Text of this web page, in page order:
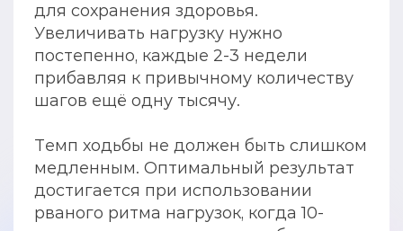
для сохранения здоровья.
Увеличивать нагрузку нужно
постепенно, каждые 2-3 недели
прибавляя к привычному количеству
шагов ещё одну тысячу.
Темп ходьбы не должен быть слишком
медленным. Оптимальный результат
достигается при использовании
рваного ритма нагрузок, когда 10-